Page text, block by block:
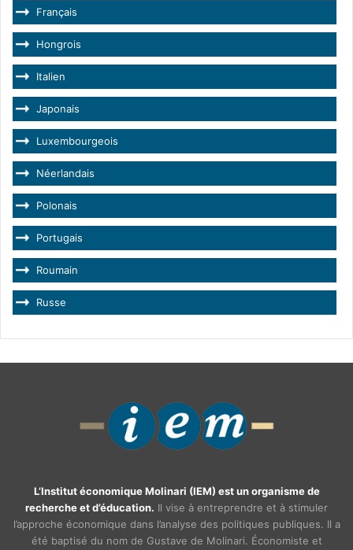
Français
Hongrois
Italien
Japonais
Luxembourgeois
Néerlandais
Polonais
Portugais
Roumain
Russe
L’Institut économique Molinari (IEM) est un organisme de
recherche et d’éducation. Il vise à entreprendre et à stimuler
l’approche économique dans l’analyse des politiques publiques. Il a
été baptisé du nom de Gustave de Molinari. Économiste et